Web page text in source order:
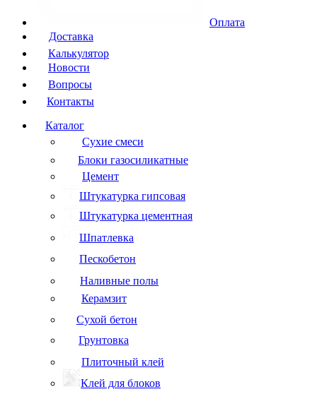
Оплата
Доставка
Калькулятор
Новости
Вопросы
Контакты
Каталог
Сухие смеси
Блоки газосиликатные
Цемент
Штукатурка гипсовая
Штукатурка цементная
Шпатлевка
Пескобетон
Наливные полы
Керамзит
Сухой бетон
Грунтовка
Плиточный клей
Клей для блоков